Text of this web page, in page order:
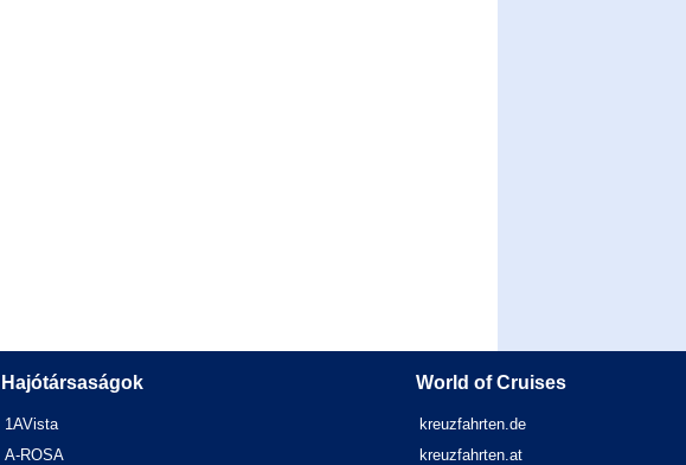
Hajótársaságok
1AVista
A-ROSA
World of Cruises
kreuzfahrten.de
kreuzfahrten.at